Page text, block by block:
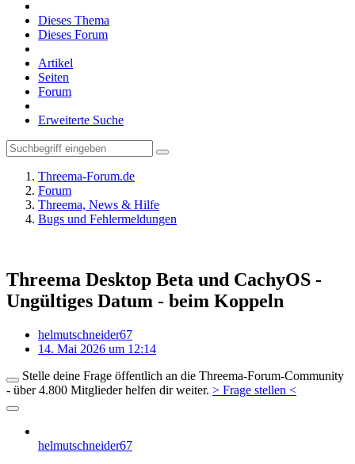
Dieses Thema
Dieses Forum
Artikel
Seiten
Forum
Erweiterte Suche
Threema-Forum.de
Forum
Threema, News & Hilfe
Bugs und Fehlermeldungen
Threema Desktop Beta und CachyOS -
Ungültiges Datum - beim Koppeln
helmutschneider67
14. Mai 2026 um 12:14
Stelle deine Frage öffentlich an die Threema-Forum-Community
- über 4.800 Mitglieder helfen dir weiter. > Frage stellen <
helmutschneider67